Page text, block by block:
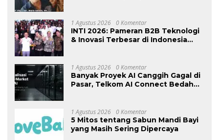
1 Agustus 2026 0 Komentar
INTI 2026: Pameran B2B Teknologi
& Inovasi Terbesar di Indonesia
1 Agustus 2026 0 Komentar
Banyak Proyek AI Canggih Gagal di
Pasar, Telkom AI Connect Bedah
1 Agustus 2026 0 Komentar
5 Mitos tentang Sabun Mandi Bayi
yang Masih Sering Dipercaya